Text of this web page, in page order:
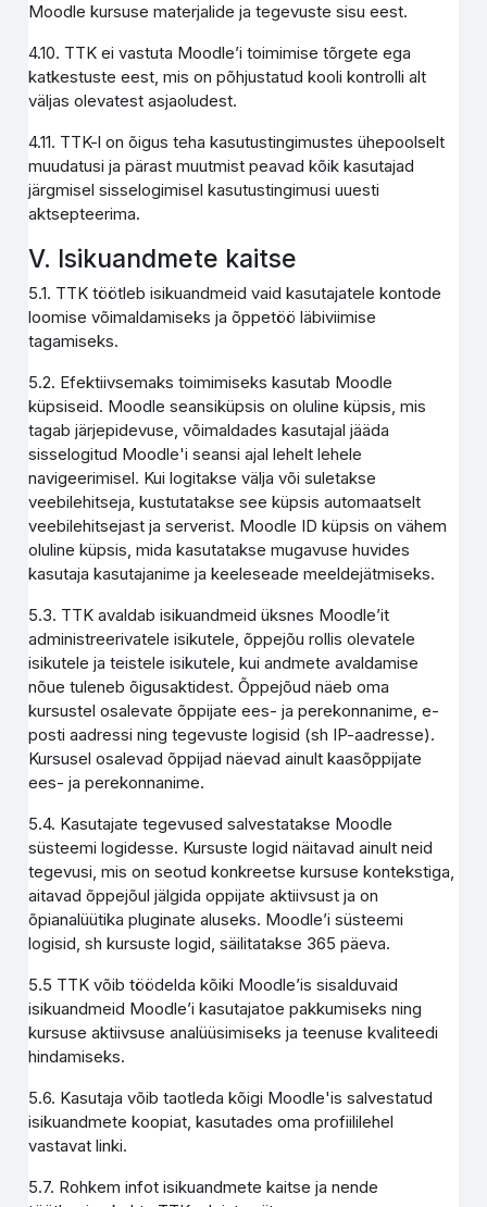
Moodle kursuse materjalide ja tegevuste sisu eest.
4.10. TTK ei vastuta Moodle’i toimimise tõrgete ega
katkestuste eest, mis on põhjustatud kooli kontrolli alt
väljas olevatest asjaoludest.
4.11. TTK-l on õigus teha kasutustingimustes ühepoolselt
muudatusi ja pärast muutmist peavad kõik kasutajad
järgmisel sisselogimisel kasutustingimusi uuesti
aktsepteerima.
V. Isikuandmete kaitse
5.1. TTK töötleb isikuandmeid vaid kasutajatele kontode
loomise võimaldamiseks ja õppetöö läbiviimise
tagamiseks.
5.2. Efektiivsemaks toimimiseks kasutab Moodle
küpsiseid. Moodle seansiküpsis on oluline küpsis, mis
tagab järjepidevuse, võimaldades kasutajal jääda
sisselogitud Moodle'i seansi ajal lehelt lehele
navigeerimisel. Kui logitakse välja või suletakse
veebilehitseja, kustutatakse see küpsis automaatselt
veebilehitsejast ja serverist. Moodle ID küpsis on vähem
oluline küpsis, mida kasutatakse mugavuse huvides
kasutaja kasutajanime ja keeleseade meeldejätmiseks.
5.3. TTK avaldab isikuandmeid üksnes Moodle’it
administreerivatele isikutele, õppejõu rollis olevatele
isikutele ja teistele isikutele, kui andmete avaldamise
nõue tuleneb õigusaktidest. Õppejõud näeb oma
kursustel osalevate õppijate ees- ja perekonnanime, e-
posti aadressi ning tegevuste logisid (sh IP-aadresse).
Kursusel osalevad õppijad näevad ainult kaasõppijate
ees- ja perekonnanime.
5.4. Kasutajate tegevused salvestatakse Moodle
süsteemi logidesse. Kursuste logid näitavad ainult neid
tegevusi, mis on seotud konkreetse kursuse kontekstiga,
aitavad õppejõul jälgida oppijate aktiivsust ja on
õpianalüütika pluginate aluseks. Moodle’i süsteemi
logisid, sh kursuste logid, säilitatakse 365 päeva.
5.5 TTK võib töödelda kõiki Moodle’is sisalduvaid
isikuandmeid Moodle’i kasutajatoe pakkumiseks ning
kursuse aktiivsuse analüüsimiseks ja teenuse kvaliteedi
hindamiseks.
5.6. Kasutaja võib taotleda kõigi Moodle'is salvestatud
isikuandmete koopiat, kasutades oma profiililehel
vastavat linki.
5.7. Rohkem infot isikuandmete kaitse ja nende